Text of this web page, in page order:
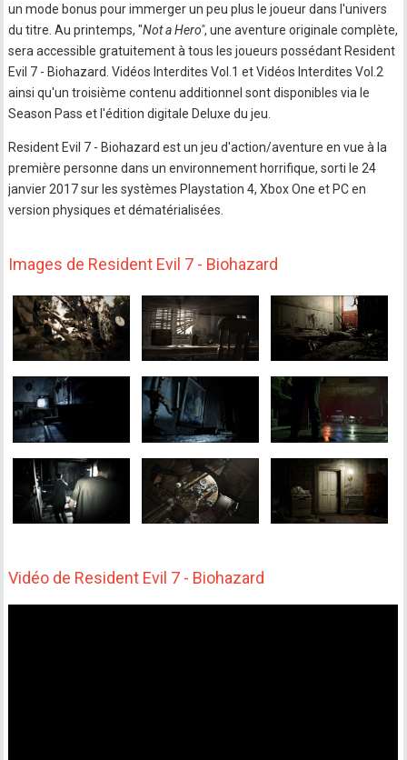
un mode bonus pour immerger un peu plus le joueur dans l'univers
du titre. Au printemps, "Not a Hero", une aventure originale complète,
sera accessible gratuitement à tous les joueurs possédant Resident
Evil 7 - Biohazard. Vidéos Interdites Vol.1 et Vidéos Interdites Vol.2
ainsi qu'un troisième contenu additionnel sont disponibles via le
Season Pass et l'édition digitale Deluxe du jeu.
Resident Evil 7 - Biohazard est un jeu d'action/aventure en vue à la
première personne dans un environnement horrifique, sorti le 24
janvier 2017 sur les systèmes Playstation 4, Xbox One et PC en
version physiques et dématérialisées.
Images de Resident Evil 7 - Biohazard
Vidéo de Resident Evil 7 - Biohazard